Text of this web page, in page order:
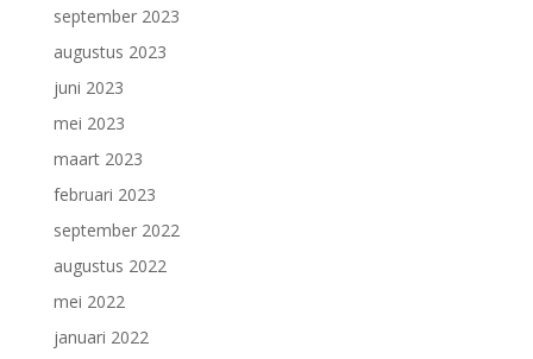
september 2023
augustus 2023
juni 2023
mei 2023
maart 2023
februari 2023
september 2022
augustus 2022
mei 2022
januari 2022